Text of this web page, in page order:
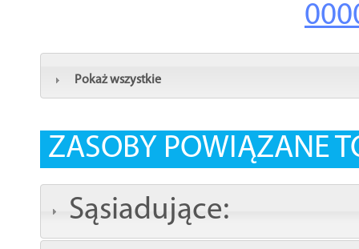
Pokaż wszystkie
ZASOBY POWIĄZANE
Sąsiadujące: